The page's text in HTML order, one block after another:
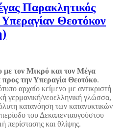
Παρακλητικός
Θεοτόκον
με τον Μικρό και τον Μέγα
την Υπεραγία Θεοτόκο.
αρχαίο κείμενο με αντικριστή
γερμανική/νεοελληνική γλώσσα,
κατανόηση των κατανυκτικών
του Δεκαπενταυγούστου
περίστασης και θλίψης.